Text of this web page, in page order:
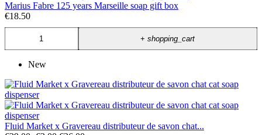
Marius Fabre 125 years Marseille soap gift box
€18.50
+shopping_cart
New
Fluid Market x Gravereau distributeur de savon chat...